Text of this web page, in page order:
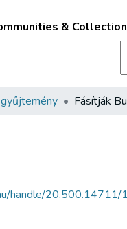
&
Fásítják
handle/